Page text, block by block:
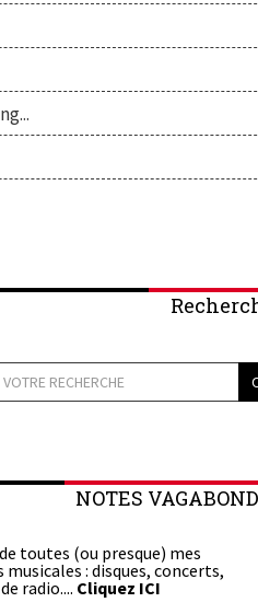
NOTES
toutes (ou presque) mes
musicales : disques, concerts,
radio.... Cliquez ICI